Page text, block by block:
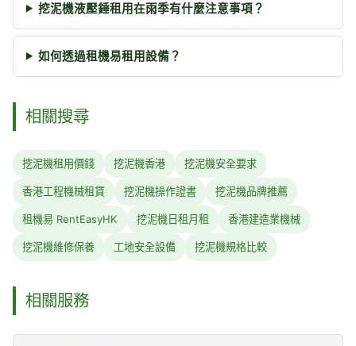
挖泥機液壓錘租用在雨季有什麼注意事項？
如何透過租機易租用設備？
相關搜尋
挖泥機租用價錢 挖泥機香港 挖泥機安全要求
香港工程機械租賃 挖泥機操作證書 挖泥機品牌推薦
租機易 RentEasyHK 挖泥機日租月租 香港建造業機械
挖泥機維修保養 工地安全設備 挖泥機規格比較
相關服務